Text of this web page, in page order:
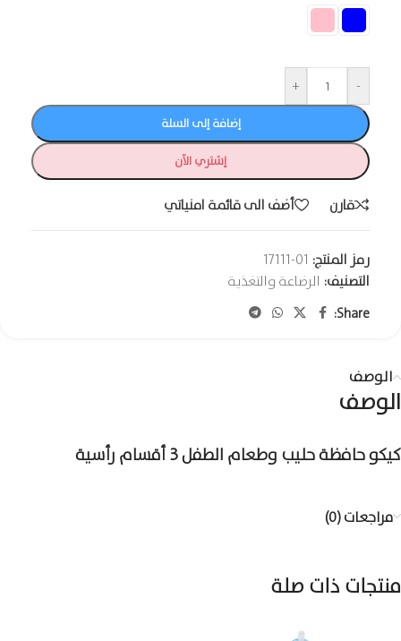
-
+
إضافة إلى السلة
إشتري الآن
قارن أضف الى قائمة امنياتي
رمز المنتج: 01-17111
التصنيف: الرضاعة والتغذية
Share:
الوصف
الوصف
كيكو حافظة حليب وطعام الطفل 3 أقسام رأسية
مراجعات (0)
منتجات ذات صلة